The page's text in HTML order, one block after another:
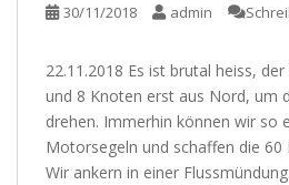
30/11/2018 admin
22.11.2018 Es ist brutal heiss,
und 8 Knoten erst aus Nord, um
drehen. Immerhin können wir so
Motorsegeln und schaffen die 60
Wir ankern in einer